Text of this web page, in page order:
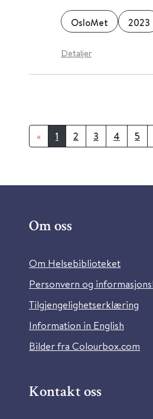
OsloMet 2023
Detaljer
« 1 2 3 4 5
Om oss
Om Helsebiblioteket
Personvern og
Tilgjengelighetserklæring
Information in English
Bilder fra Colourbox.com
Kontakt oss